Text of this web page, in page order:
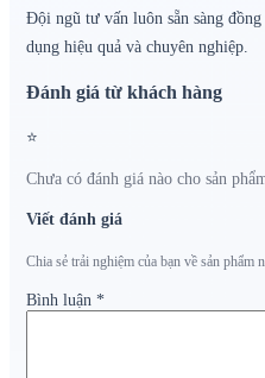
Đội ngũ tư vấn luôn sẵn sàng
dụng hiệu quả và chuyên nghiệp.
Đánh giá từ khách hàng
⭐
Chưa có đánh giá nào cho sản
Viết đánh giá
Chia sẻ trải nghiệm của bạn về sản phẩm
Bình luận *